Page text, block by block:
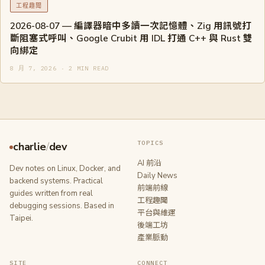
工程趣聞
2026-08-07 — 編譯器暗中多讀一次記憶體、Zig 用訊號打
斷阻塞式呼叫、Google Crubit 用 IDL 打通 C++ 與 Rust 雙
向綁定
8 月 7, 2026 · 2 MIN READ
charlie/dev
Dev notes on Linux, Docker, and
backend systems. Practical
guides written from real
debugging sessions. Based in
Taipei.
TOPICS
AI 前沿
Daily News
前端前線
工程趣聞
平台與維運
後端工坊
產業脈動
SITE CONNECT